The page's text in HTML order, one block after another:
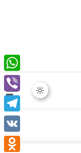
WhatsApp
Viber
Telegram
VK